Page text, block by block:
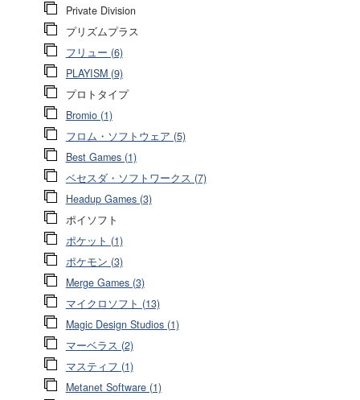
Private Division
プリズムプラス
フリュー (6)
PLAYISM (9)
プロトタイプ
Bromio (1)
フロム・ソフトウェア (5)
Best Games (1)
ベセスダ・ソフトワークス (7)
Headup Games (3)
ポイソフト
ポケット (1)
ポケモン (3)
Merge Games (3)
マイクロソフト (13)
Magic Design Studios (1)
マーベラス (2)
マスティフ (1)
Metanet Software (1)